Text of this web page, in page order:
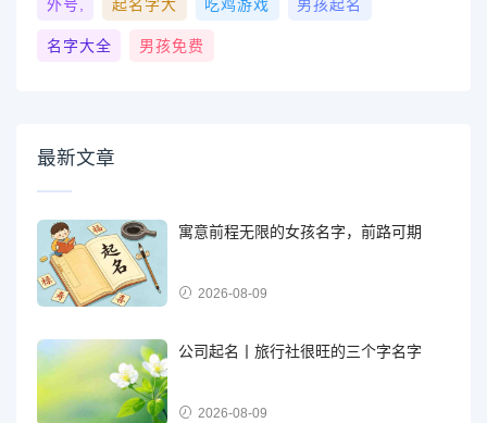
外号, 起名字大 吃鸡游戏 男孩起名
名字大全 男孩免费
最新文章
寓意前程无限的女孩名字，前路可期
2026-08-09
公司起名丨旅行社很旺的三个字名字
2026-08-09